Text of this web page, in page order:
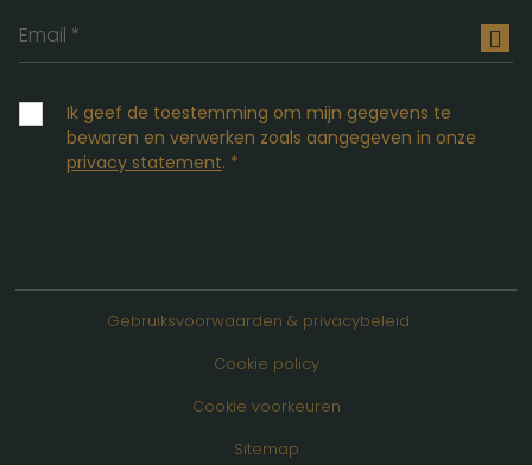
Ik geef de toestemming om mijn gegevens te
bewaren en verwerken zoals aangegeven in onze
privacy statement. *
Gebruiksvoorwaarden & privacybeleid
Cookie policy
Cookie voorkeuren
Sitemap